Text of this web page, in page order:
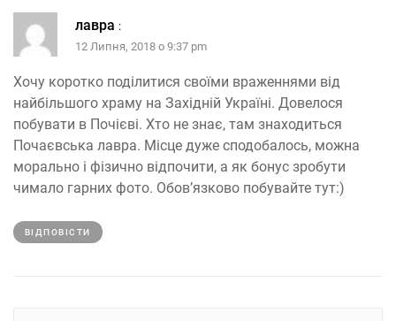
лавра :
12 Липня, 2018 о 9:37 pm
Хочу коротко поділитися своїми враженнями від
найбільшого храму на Західній Україні. Довелося
побувати в Почієві. Хто не знає, там знаходиться
Почаєвська лавра. Місце дуже сподобалось, можна
морально і фізично відпочити, а як бонус зробути
чимало гарних фото. Обов’язково побувайте тут:)
ВІДПОВІCТИ